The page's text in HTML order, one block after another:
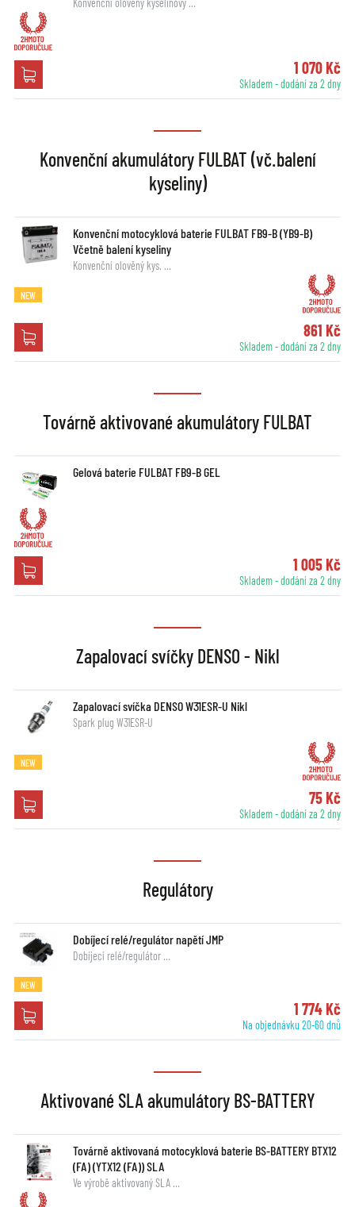
Konvenční olověný kyselinový …
1 070 Kč
Skladem - dodání za 2 dny
Konvenční akumulátory FULBAT (vč.balení
kyseliny)
Konvenční motocyklová baterie FULBAT FB9-B (YB9-B)
Včetně balení kyseliny
Konvenční olověný kys. …
NEW
861 Kč
Skladem - dodání za 2 dny
Továrně aktivované akumulátory FULBAT
Gelová baterie FULBAT FB9-B GEL
1 005 Kč
Skladem - dodání za 2 dny
Zapalovací svíčky DENSO - Nikl
Zapalovací svíčka DENSO W31ESR-U Nikl
Spark plug W31ESR-U
NEW
75 Kč
Skladem - dodání za 2 dny
Regulátory
Dobíjecí relé/regulátor napětí JMP
Dobíjecí relé/regulátor …
NEW
1 774 Kč
Na objednávku 20-60 dnů
Aktivované SLA akumulátory BS-BATTERY
Továrně aktivovaná motocyklová baterie BS-BATTERY BTX12
(FA) (YTX12 (FA)) SLA
Ve výrobě aktivovaný SLA …